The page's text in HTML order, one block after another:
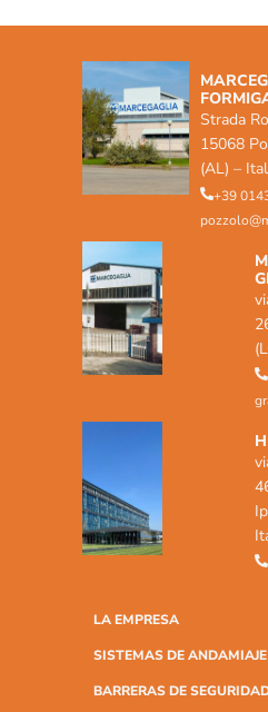
Strada
15068
(AL) –
+39
LA EMPRESA
SISTEMAS DE ANDAMIAJE
BARRERAS DE